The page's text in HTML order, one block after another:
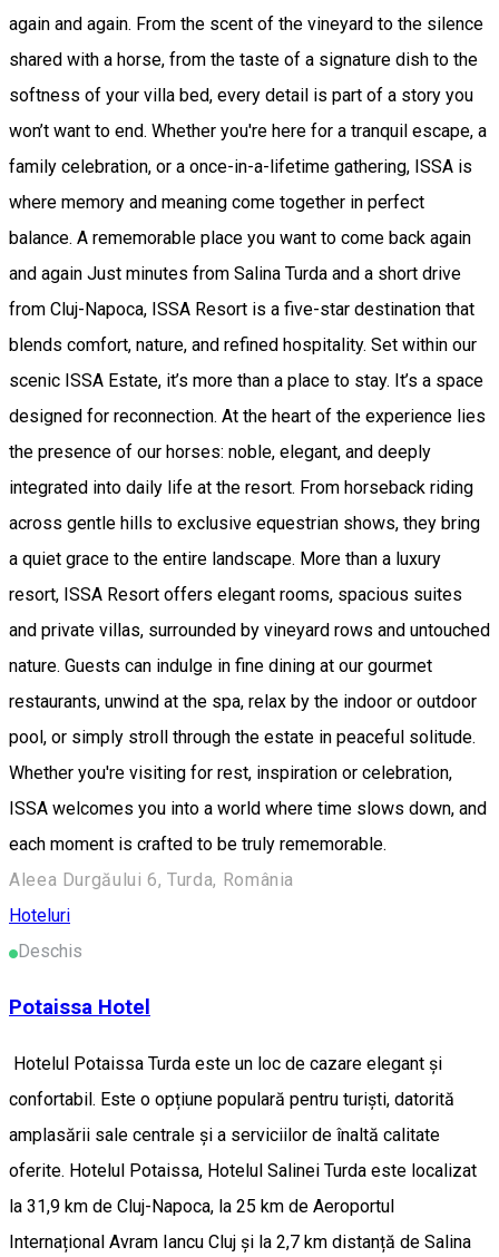
again and again. From the scent of the vineyard to the silence
shared with a horse, from the taste of a signature dish to the
softness of your villa bed, every detail is part of a story you
won’t want to end. Whether you're here for a tranquil escape, a
family celebration, or a once-in-a-lifetime gathering, ISSA is
where memory and meaning come together in perfect
balance. A rememorable place you want to come back again
and again Just minutes from Salina Turda and a short drive
from Cluj-Napoca, ISSA Resort is a five-star destination that
blends comfort, nature, and refined hospitality. Set within our
scenic ISSA Estate, it’s more than a place to stay. It’s a space
designed for reconnection. At the heart of the experience lies
the presence of our horses: noble, elegant, and deeply
integrated into daily life at the resort. From horseback riding
across gentle hills to exclusive equestrian shows, they bring
a quiet grace to the entire landscape. More than a luxury
resort, ISSA Resort offers elegant rooms, spacious suites
and private villas, surrounded by vineyard rows and untouched
nature. Guests can indulge in fine dining at our gourmet
restaurants, unwind at the spa, relax by the indoor or outdoor
pool, or simply stroll through the estate in peaceful solitude.
Whether you're visiting for rest, inspiration or celebration,
ISSA welcomes you into a world where time slows down, and
each moment is crafted to be truly rememorable.
Aleea Durgăului 6, Turda, România
Hoteluri
Deschis
Potaissa Hotel
Hotelul Potaissa Turda este un loc de cazare elegant și
confortabil. Este o opțiune populară pentru turiști, datorită
amplasării sale centrale și a serviciilor de înaltă calitate
oferite. Hotelul Potaissa, Hotelul Salinei Turda este localizat
la 31,9 km de Cluj-Napoca, la 25 km de Aeroportul
Internațional Avram Iancu Cluj și la 2,7 km distanță de Salina